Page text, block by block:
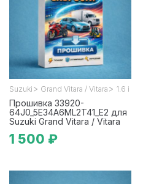
Suzuki > Grand Vitara / Vitara > 1.6 i
Прошивка 33920-
64J0_5E34A6ML2T41_E2 для
Suzuki Grand Vitara / Vitara
1 500 ₽